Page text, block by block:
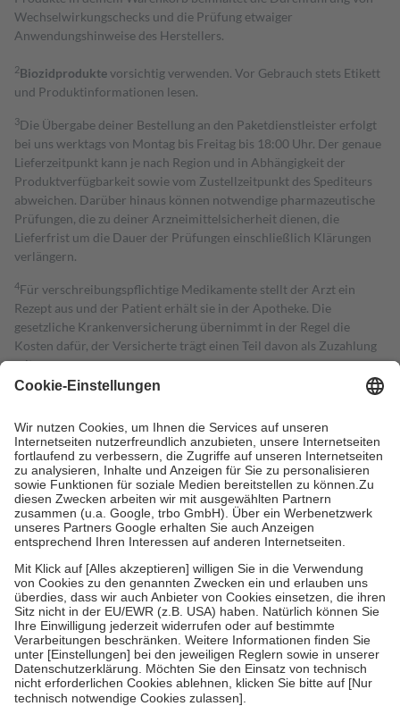
Wechselwirkungschecks und die Prüfung etwaiger
Anwendungshinweise des Herstellers.
2Biozidproduktevorsichtig verwenden. Vor Gebrauch stets Etikett
und Produktinformationen lesen.
3Die Übergabe deiner Bestellung an den Paketdienstleister erfolgt
bei uns werktags von Montag bis Freitag bis 18:00 Uhr. Der genaue
Lieferzeitpunkt kann je nach Region und in Abhängigkeit der
Produktverfügbarkeit sowie vom Zustellzeitpunkt des Spediteurs
abweichen. Darüber hinaus können notwendige pharmazeutische
Prüfungen, die zu deiner Arzneimittelsicherheit dienen, die
Lieferfrist um die Dauer der Prüfungen einschließlich Klärungen
verlängern.
4Für verschreibungspflichtige Medikamente stellt der Arzt ein
Rezept aus und der Patient erhält sie in der Apotheke. Die
gesetzliche Krankenversicherung übernimmt in der Regel die
Kosten dafür, der Versicherte trägt einen Teil davon als Zuzahlung
mit.
Grundsätzlich leisten Mitglieder Zuzahlungen in Höhe von zehn
höchstens zehn Euro.
Es sind jedoch nie mehr als die tatsächlichen
Kosten der Leistung zu entrichten.
Diese Regeln gelten grundsätzlich auch für Online-Apotheken.
Bei Heilmitteln und häuslicher Krankenpflege beträgt die
Zuzahlung zehn Prozent der Kosten sowie zehn Euro je
Verordnung.
Um das Engagement der Versicherten für ihre eigene Gesundheit zu
stärken und die besondere Stellung der Familie zu unterstützen,
fallenkeine Zuzahlungenan bei:
• Kindern und Jugendlichen bis zum vollendeten 18. Lebensjahr
mit Ausnahme der Fahrkosten
• Untersuchungen zur Vorsorge und Früherkennung, die von der
GKV getragen werden
• empfohlenen Schutzimpfungen
• Harn- und Blutteststreifen